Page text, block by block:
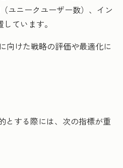
ユニークユーザー数）、イン
ています。
向けた戦略の評価や最適化に
とする際には、次の指標が重